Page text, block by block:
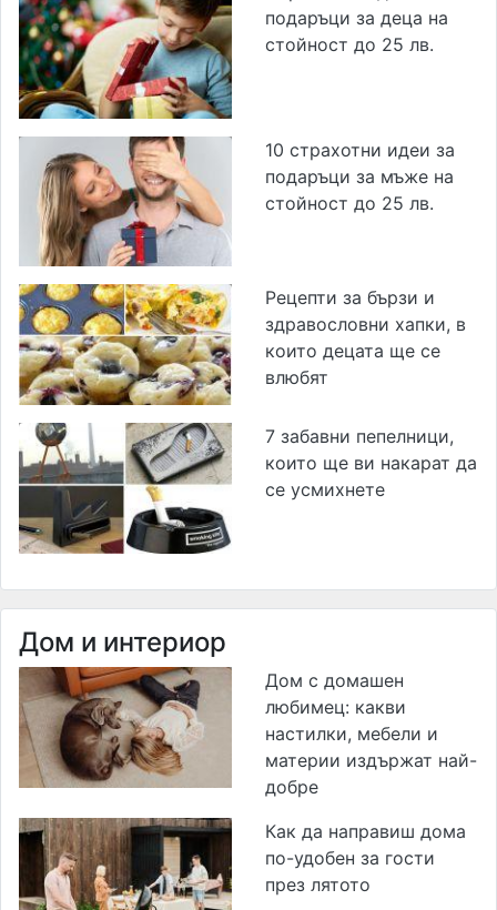
подаръци за деца на
стойност до 25 лв.
10 страхотни идеи за
подаръци за мъже на
стойност до 25 лв.
Рецепти за бързи и
здравословни хапки, в
които децата ще се
влюбят
7 забавни пепелници,
които ще ви накарат да
се усмихнете
Дом и интериор
Дом с домашен
любимец: какви
настилки, мебели и
материи издържат най-
добре
Как да направиш дома
по-удобен за гости
през лятото